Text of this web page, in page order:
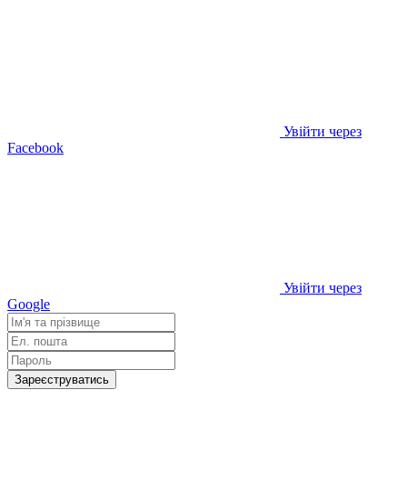
Увійти через
Facebook
Увійти через
Google
Зареєструватись